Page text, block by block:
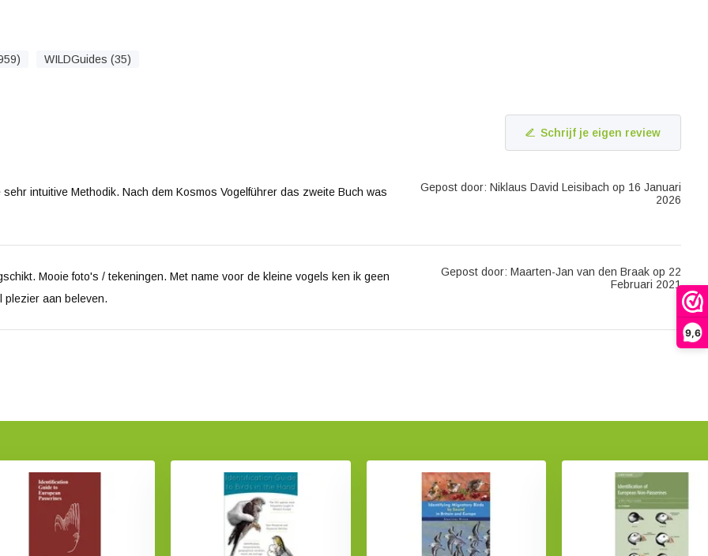
9,6
WILDGuides (35)
Schrijf je eigen review
intuitive Methodik. Nach dem Kosmos Vogelführer das zweite Buch was
Gepost door: Niklaus David Leisibach op 16 Januari
2026
Mooie foto's / tekeningen. Met name voor de kleine vogels ken ik geen
plezier aan beleven.
Gepost door: Maarten-Jan van den Braak op 22
Februari 2021